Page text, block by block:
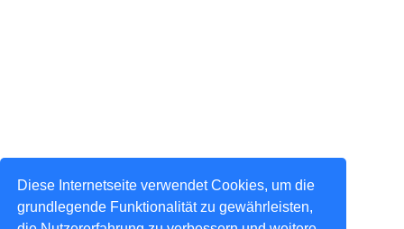
Diese Internetseite verwendet Cookies, um die
grundlegende Funktionalität zu gewährleisten,